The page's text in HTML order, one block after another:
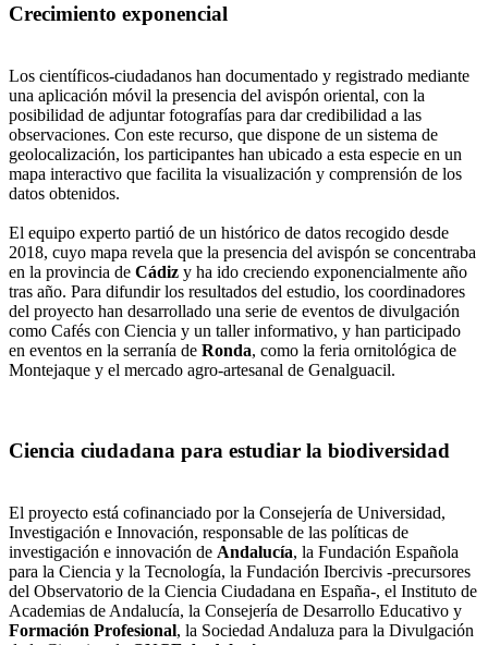
Crecimiento exponencial
Los científicos-ciudadanos han documentado y registrado mediante
una aplicación móvil la presencia del avispón oriental, con la
posibilidad de adjuntar fotografías para dar credibilidad a las
observaciones. Con este recurso, que dispone de un sistema de
geolocalización, los participantes han ubicado a esta especie en un
mapa interactivo que facilita la visualización y comprensión de los
datos obtenidos.
El equipo experto partió de un histórico de datos recogido desde
2018, cuyo mapa revela que la presencia del avispón se concentraba
en la provincia de Cádiz y ha ido creciendo exponencialmente año
tras año. Para difundir los resultados del estudio, los coordinadores
del proyecto han desarrollado una serie de eventos de divulgación
como Cafés con Ciencia y un taller informativo, y han participado
en eventos en la serranía de Ronda, como la feria ornitológica de
Montejaque y el mercado agro-artesanal de Genalguacil.
Ciencia ciudadana para estudiar la biodiversidad
El proyecto está cofinanciado por la Consejería de Universidad,
Investigación e Innovación, responsable de las políticas de
investigación e innovación de Andalucía, la Fundación Española
para la Ciencia y la Tecnología, la Fundación Ibercivis -precursores
del Observatorio de la Ciencia Ciudadana en España-, el Instituto de
Academias de Andalucía, la Consejería de Desarrollo Educativo y
Formación Profesional, la Sociedad Andaluza para la Divulgación